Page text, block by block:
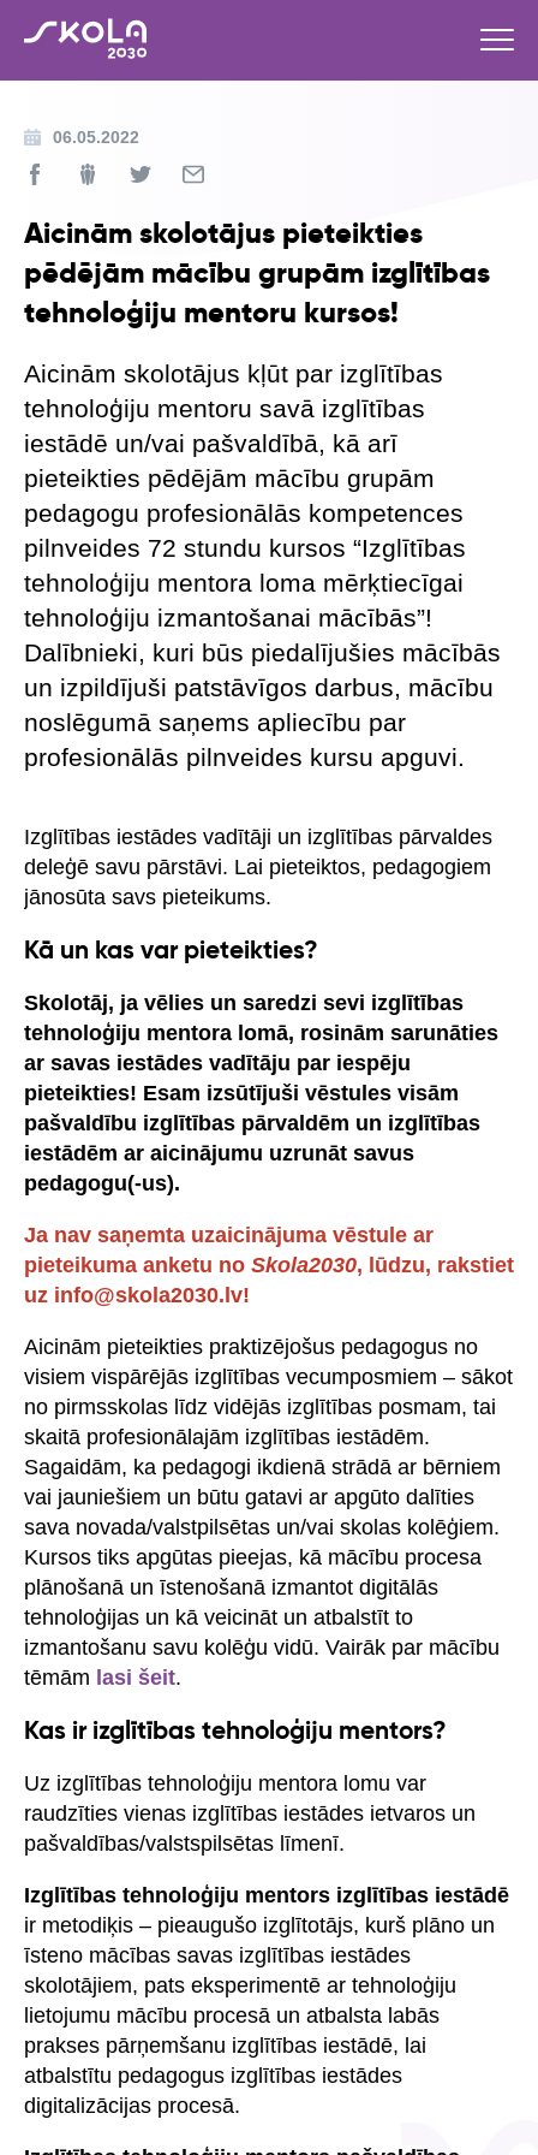
06.05.2022
Aicinām skolotājus pieteikties
pēdējām mācību grupām izglītības
tehnoloģiju mentoru kursos!
Aicinām skolotājus kļūt par izglītības
tehnoloģiju mentoru savā izglītības
iestādē un/vai pašvaldībā, kā arī
pieteikties pēdējām mācību grupām
pedagogu profesionālās kompetences
pilnveides 72 stundu kursos “Izglītības
tehnoloģiju mentora loma mērķtiecīgai
tehnoloģiju izmantošanai mācībās”!
Dalībnieki, kuri būs piedalījušies mācībās
un izpildījuši patstāvīgos darbus, mācību
noslēgumā saņems apliecību par
profesionālās pilnveides kursu apguvi.
Izglītības iestādes vadītāji un izglītības pārvaldes
deleģē savu pārstāvi. Lai pieteiktos, pedagogiem
jānosūta savs pieteikums.
Kā un kas var pieteikties?
Skolotāj, ja vēlies un saredzi sevi izglītības
tehnoloģiju mentora lomā, rosinām sarunāties
ar savas iestādes vadītāju par iespēju
pieteikties! Esam izsūtījuši vēstules visām
pašvaldību izglītības pārvaldēm un izglītības
iestādēm ar aicinājumu uzrunāt savus
pedagogu(-us).
Ja nav saņemta uzaicinājuma vēstule ar
pieteikuma anketu no Skola2030, lūdzu, rakstiet
uz info@skola2030.lv!
Aicinām pieteikties praktizējošus pedagogus no
visiem vispārējās izglītības vecumposmiem – sākot
no pirmsskolas līdz vidējās izglītības posmam, tai
skaitā profesionālajām izglītības iestādēm.
Sagaidām, ka pedagogi ikdienā strādā ar bērniem
vai jauniešiem un būtu gatavi ar apgūto dalīties
sava novada/valstpilsētas un/vai skolas kolēģiem.
Kursos tiks apgūtas pieejas, kā mācību procesa
plānošanā un īstenošanā izmantot digitālās
tehnoloģijas un kā veicināt un atbalstīt to
izmantošanu savu kolēģu vidū. Vairāk par mācību
tēmām lasi šeit.
Kas ir izglītības tehnoloģiju mentors?
Uz izglītības tehnoloģiju mentora lomu var
raudzīties vienas izglītības iestādes ietvaros un
pašvaldības/valstspilsētas līmenī.
Izglītības tehnoloģiju mentors izglītības iestādē
ir metodiķis – pieaugušo izglītotājs, kurš plāno un
īsteno mācības savas izglītības iestādes
skolotājiem, pats eksperimentē ar tehnoloģiju
lietojumu mācību procesā un atbalsta labās
prakses pārņemšanu izglītības iestādē, lai
atbalstītu pedagogus izglītības iestādes
digitalizācijas procesā.